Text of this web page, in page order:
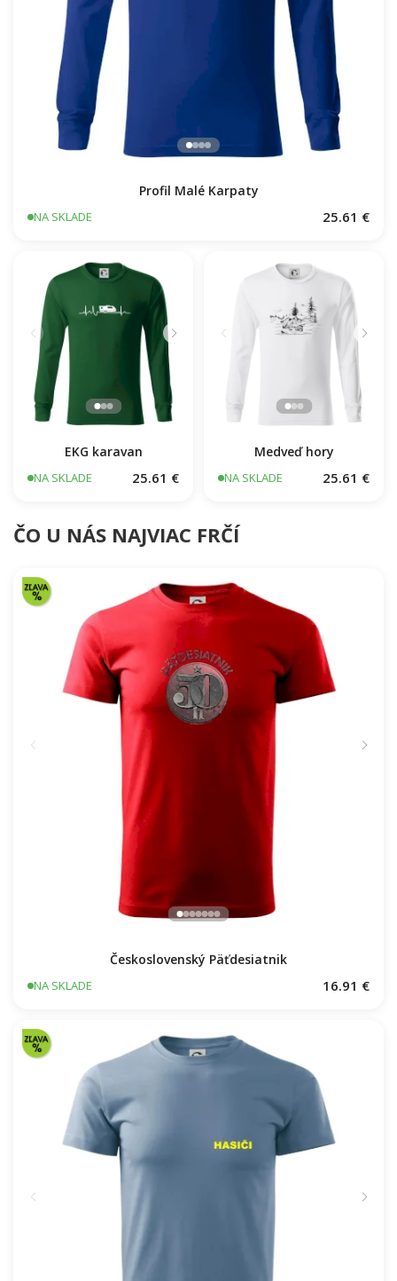
Profil Malé Karpaty
NA SKLADE 25.61 €
EKG karavan
NA SKLADE 25.61 €
Medveď hory
NA SKLADE 25.61 €
ČO U NÁS NAJVIAC FRČÍ
Československý Päťdesiatnik
NA SKLADE 16.91 €